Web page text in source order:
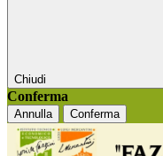
Chiudi
Conferma
Annulla Conferma